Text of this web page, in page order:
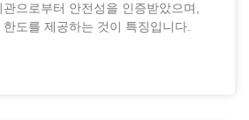
으로부터 안전성을 인증받았으며,
도를 제공하는 것이 특징입니다.